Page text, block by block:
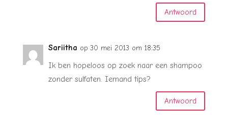
Antwoord
Sariitha op 30 mei 2013 om 18:35
Ik ben hopeloos op zoek naar een shampoo
zonder sulfaten. Iemand tips?
Antwoord